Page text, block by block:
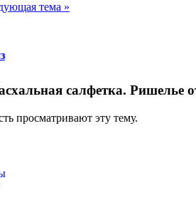
тема »
салфетка. Ришелье
просматривают эту тему.